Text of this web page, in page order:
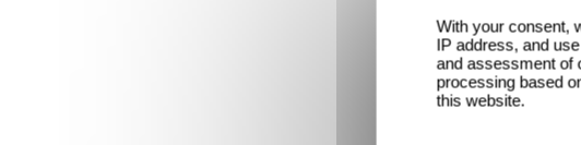
With your consent,
IP address, and
and assessment of
processing based
this website.